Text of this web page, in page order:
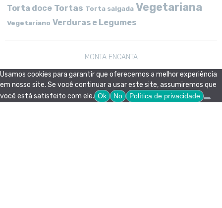
Torta doce Tortas Torta salgada Vegetariana
Vegetariano Verduras e Legumes
MONTA ENCANTA
Usamos cookies para garantir que oferecemos a melhor experiência
em nosso site. Se você continuar a usar este site, assumiremos que
você está satisfeito com ele. Ok No Política de privacidade